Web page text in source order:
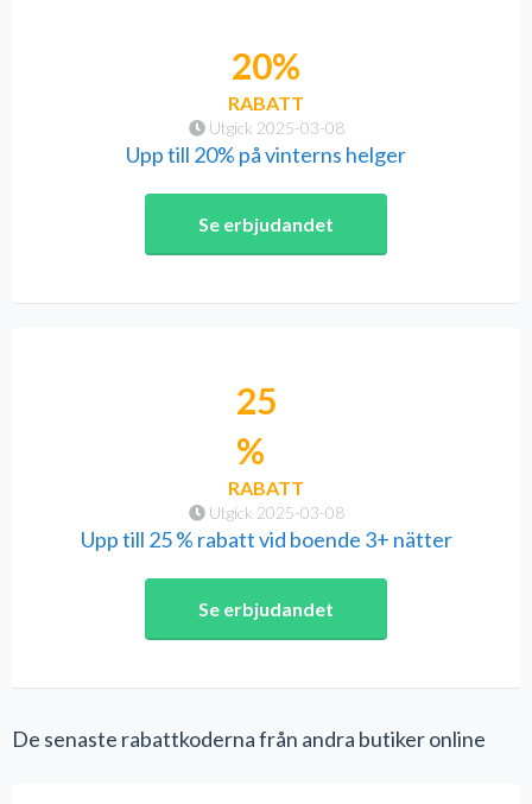
Utgick 2025-03-08
20%
RABATT
Upp till 20% på vinterns helger
Se erbjudandet
Utgick 2025-03-08
25
%
RABATT
Upp till 25 % rabatt vid boende 3+ nätter
Se erbjudandet
De senaste rabattkoderna från andra butiker online